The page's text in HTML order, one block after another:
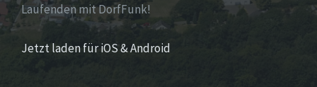
Laufenden mit DorfFunk!
Jetzt laden für iOS & Android